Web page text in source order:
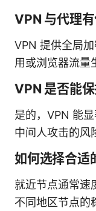
VPN 与代理有
VPN 提供全局
用或浏览器流量
VPN 是否能保
是的，VPN 能
中间人攻击的风
如何选择合适
就近节点通常速
不同地区节点的